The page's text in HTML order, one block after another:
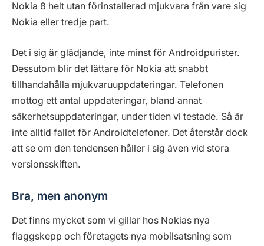
Nokia 8 helt utan förinstallerad mjukvara från vare sig
Nokia eller tredje part.
Det i sig är glädjande, inte minst för Androidpurister.
Dessutom blir det lättare för Nokia att snabbt
tillhandahålla mjukvaruuppdateringar. Telefonen
mottog ett antal uppdateringar, bland annat
säkerhetsuppdateringar, under tiden vi testade. Så är
inte alltid fallet för Androidtelefoner. Det återstår dock
att se om den tendensen håller i sig även vid stora
versionsskiften.
Bra, men anonym
Det finns mycket som vi gillar hos Nokias nya
flaggskepp och företagets nya mobilsatsning som